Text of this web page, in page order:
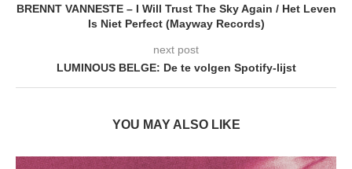
BRENNT VANNESTE – I Will Trust The Sky Again / Het Leven
Is Niet Perfect (Mayway Records)
next post
LUMINOUS BELGE: De te volgen Spotify-lijst
YOU MAY ALSO LIKE